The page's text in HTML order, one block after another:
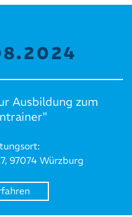
Ausbildung zum
97074 Würzburg